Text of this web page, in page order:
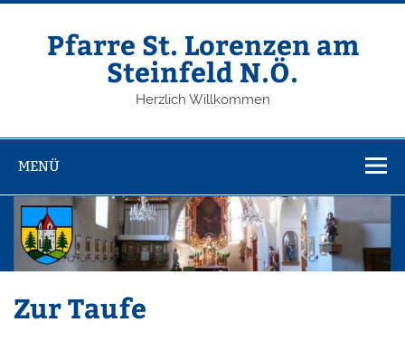
Zum
springenPfarre St. Lorenzen am
Steinfeld N.Ö.
Herzlich Willkommen
MENÜ
Zur Taufe